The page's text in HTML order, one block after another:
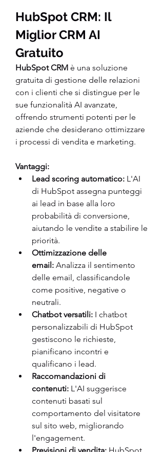
HubSpot CRM: Il
Miglior CRM AI
Gratuito
HubSpot CRM è una soluzione
gratuita di gestione delle relazioni
con i clienti che si distingue per le
sue funzionalità AI avanzate,
offrendo strumenti potenti per le
aziende che desiderano ottimizzare
i processi di vendita e marketing.
Vantaggi:
Lead scoring automatico: L'AI
di HubSpot assegna punteggi
ai lead in base alla loro
probabilità di conversione,
aiutando le vendite a stabilire le
priorità.
Ottimizzazione delle
email: Analizza il sentimento
delle email, classificandole
come positive, negative o
neutrali.
Chatbot versatili: I chatbot
personalizzabili di HubSpot
gestiscono le richieste,
pianificano incontri e
qualificano i lead.
Raccomandazioni di
contenuti: L'AI suggerisce
contenuti basati sul
comportamento del visitatore
sul sito web, migliorando
l'engagement.
Previsioni di vendita: HubSpot